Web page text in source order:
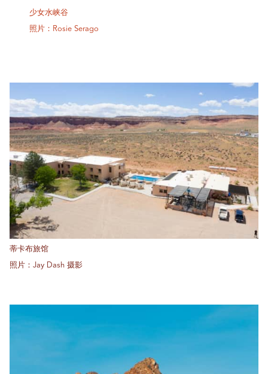
少女水峡谷
照片：Rosie Serago
蒂卡布旅馆
照片：Jay Dash 摄影